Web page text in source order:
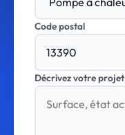
Code postal
Décrivez votre projet